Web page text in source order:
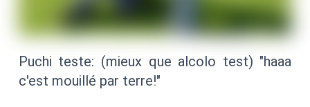
Puchi teste: (mieux que alcolo test) "haaa
c'est mouillé par terre!"